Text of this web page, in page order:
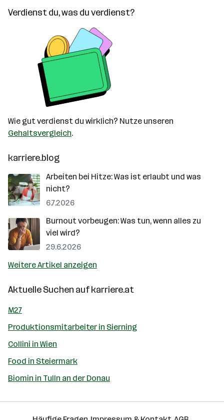
Verdienst du, was du verdienst?
Wie gut verdienst du wirklich? Nutze unseren
Gehaltsvergleich.
karriere.blog
Arbeiten bei Hitze: Was ist erlaubt und was
nicht?
6.7.2026
Burnout vorbeugen: Was tun, wenn alles zu
viel wird?
29.6.2026
Weitere Artikel anzeigen
Aktuelle Suchen aufkarriere.at
M27
Produktionsmitarbeiter in Sierning
Collini in Wien
Food in Steiermark
Biomin in Tulln an der Donau